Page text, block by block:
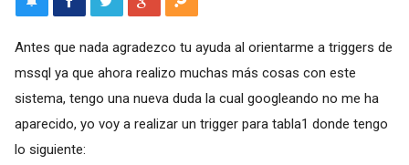
Antes que nada agradezco tu ayuda al orientarme a triggers de
mssql ya que ahora realizo muchas más cosas con este
sistema, tengo una nueva duda la cual googleando no me ha
aparecido, yo voy a realizar un trigger para tabla1 donde tengo
lo siguiente: